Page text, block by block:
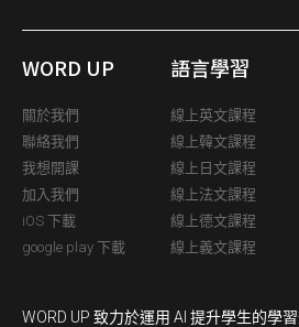
WORD UP
關於我們
聯絡我們
我想開課
加入我們
iOS 下載
google play 下載
語言學習
線上英文課程
線上韓文課程
線上日文課程
線上法文課程
線上德文課程
線上義文課程
WORD UP 致力於運用 AI 提升學生的學